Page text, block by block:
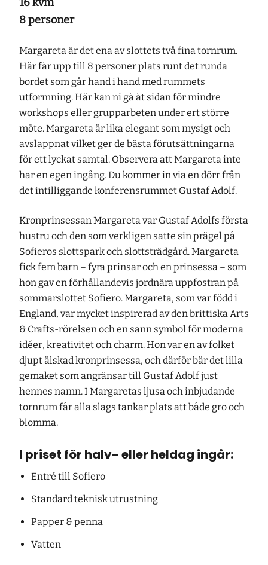
8 personer
Margareta är det ena av slottets två fina tornrum.
Här får upp till 8 personer plats runt det runda
bordet som går hand i hand med rummets
utformning. Här kan ni gå åt sidan för mindre
workshops eller grupparbeten under ert större
möte. Margareta är lika elegant som mysigt och
avslappnat vilket ger de bästa förutsättningarna
för ett lyckat samtal. Observera att Margareta inte
har en egen ingång. Du kommer in via en dörr från
det intilliggande konferensrummet Gustaf Adolf.
Kronprinsessan Margareta var Gustaf Adolfs första
hustru och den som verkligen satte sin prägel på
Sofieros slottspark och slottsträdgård. Margareta
fick fem barn – fyra prinsar och en prinsessa – som
hon gav en förhållandevis jordnära uppfostran på
sommarslottet Sofiero. Margareta, som var född i
England, var mycket inspirerad av den brittiska Arts
& Crafts-rörelsen och en sann symbol för moderna
idéer, kreativitet och charm. Hon var en av folket
djupt älskad kronprinsessa, och därför bär det lilla
gemaket som angränsar till Gustaf Adolf just
hennes namn. I Margaretas ljusa och inbjudande
tornrum får alla slags tankar plats att både gro och
blomma.
I priset för halv- eller heldag ingår:
Entré till Sofiero
Standard teknisk utrustning
Papper & penna
Vatten